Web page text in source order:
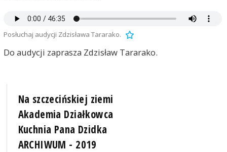
Posłuchaj audycji Zdzisława Tararako.
Do audycji zaprasza Zdzisław Tararako.
Na szczecińskiej ziemi
Akademia Działkowca
Kuchnia Pana Dzidka
ARCHIWUM - 2019